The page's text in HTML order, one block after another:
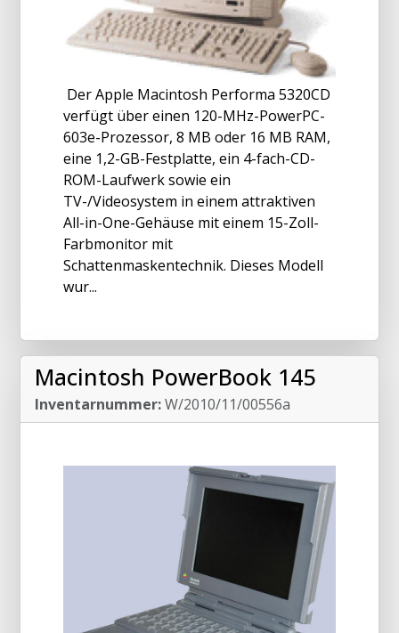
Der Apple Macintosh Performa 5320CD
verfügt über einen 120-MHz-PowerPC-
603e-Prozessor, 8 MB oder 16 MB RAM,
eine 1,2-GB-Festplatte, ein 4-fach-CD-
ROM-Laufwerk sowie ein
TV-/Videosystem in einem attraktiven
All-in-One-Gehäuse mit einem 15-Zoll-
Farbmonitor mit
Schattenmaskentechnik. Dieses Modell
wur...
Macintosh PowerBook 145
Inventarnummer:W/2010/11/00556a